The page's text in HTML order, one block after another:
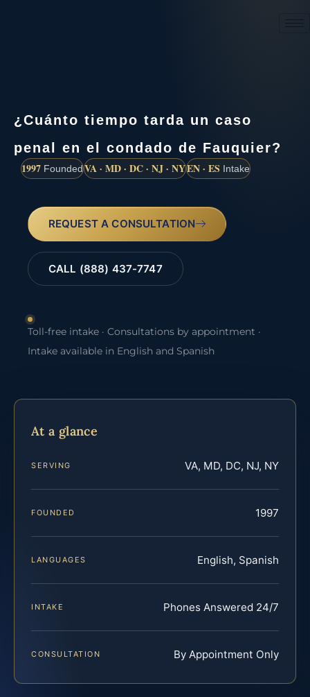
¿Cuánto tiempo tarda un caso
penal en el condado de Fauquier?
1997 FoundedVA · MD · DC · NJ · NYEN · ES Intake
REQUEST A CONSULTATION
CALL (888) 437-7747
Toll-free intake · Consultations by appointment ·
Intake available in English and Spanish
At a glance
SERVING VA, MD, DC, NJ, NY
FOUNDED 1997
LANGUAGES English, Spanish
INTAKE Phones Answered 24/7
CONSULTATION By Appointment Only